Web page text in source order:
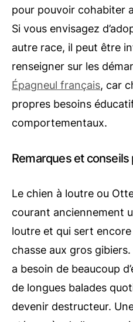
pour pouvoir cohabiter
Si vous envisagez
autre race, il peut être
renseigner sur les
Épagneul français, car
propres besoins
comportementaux.
Remarques et
Le chien à loutre ou
courant anciennement
loutre et qui sert
chasse aux gros
a besoin de beaucoup
de longues balades
devenir destructeur.